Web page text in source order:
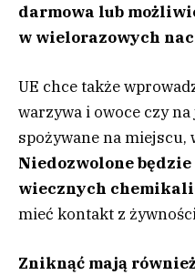
darmowa lub
w wielorazowych
UE chce także
warzywa i owoce czy
spożywane na miejscu,
Niedozwolone
wiecznych
mieć kontakt z
Zniknąć mają